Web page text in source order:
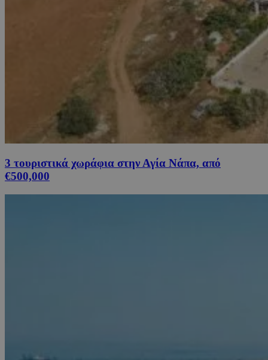
3 τουριστικά χωράφια στην Αγία Νάπα, από
€500,000